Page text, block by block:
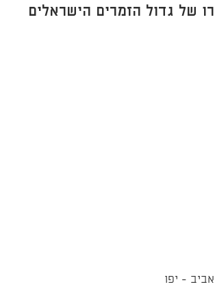
של גדול הזמרים הישראלים